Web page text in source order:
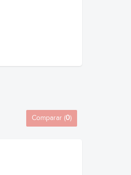
Comparar (0)